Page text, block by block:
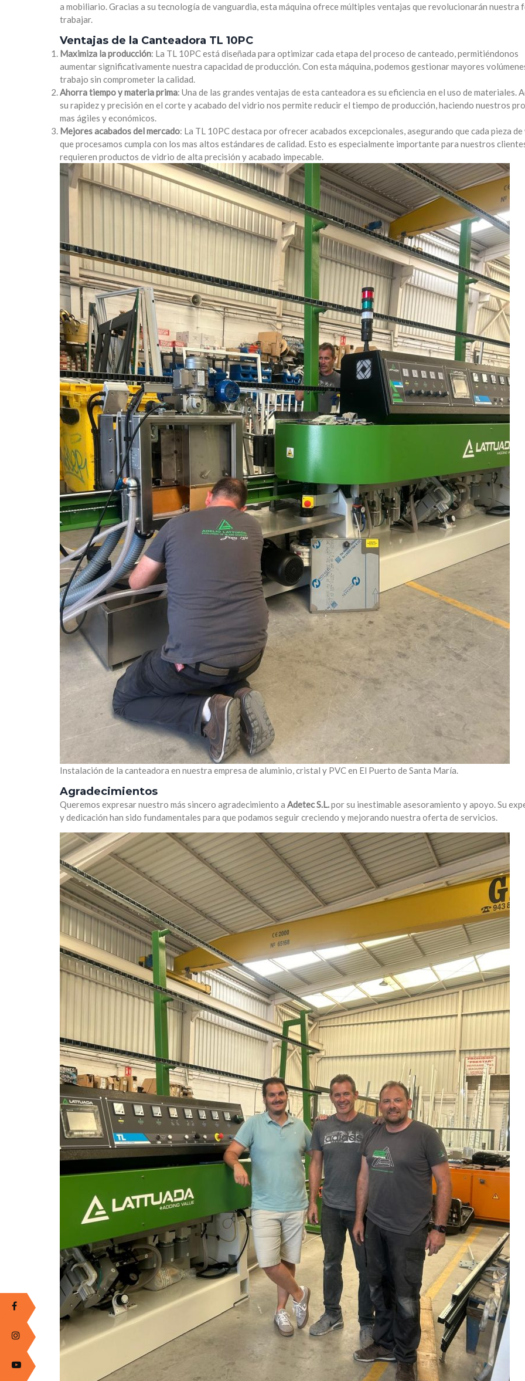
a mobiliario. Gracias a su tecnología de vanguardia, esta máquina ofrece múltiples ventajas que revolucionarán nuestra
trabajar.
Ventajas de la Canteadora TL 10PC
Maximiza la producción: La TL 10PC está diseñada para optimizar cada etapa del proceso de canteado, permitiéndonos
aumentar significativamente nuestra capacidad de producción. Con esta máquina, podemos gestionar mayores
trabajo sin comprometer la calidad.
Ahorra tiempo y materia prima: Una de las grandes ventajas de esta canteadora es su eficiencia en el uso de materiales.
su rapidez y precisión en el corte y acabado del vidrio nos permite reducir el tiempo de producción, haciendo nuestros
mas ágiles y económicos.
Mejores acabados del mercado: La TL 10PC destaca por ofrecer acabados excepcionales, asegurando que cada pieza
que procesamos cumpla con los mas altos estándares de calidad. Esto es especialmente importante para nuestros
requieren productos de vidrio de alta precisión y acabado impecable.
Instalación de la canteadora en nuestra empresa de aluminio, cristal y PVC en El Puerto de Santa María.
Agradecimientos
Queremos expresar nuestro más sincero agradecimiento a Adetec S.L.por su inestimable asesoramiento y apoyo. Su
y dedicación han sido fundamentales para que podamos seguir creciendo y mejorando nuestra oferta de servicios.